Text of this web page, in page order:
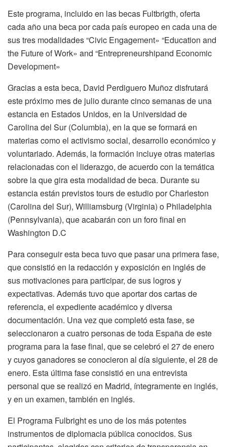
Este programa, incluido en las becas Fultbrigth, oferta
cada año una beca por cada país europeo en cada una de
sus tres modalidades “Civic Engagement» “Education and
the Future of Work» and “Entrepreneurshipand Economic
Development»
Gracias a esta beca, David Perdiguero Muñoz disfrutará
este próximo mes de julio durante cinco semanas de una
estancia en Estados Unidos, en la Universidad de
Carolina del Sur (Columbia), en la que se formará en
materias como el activismo social, desarrollo económico y
voluntariado. Además, la formación incluye otras materias
relacionadas con el liderazgo, de acuerdo con la temática
sobre la que gira esta modalidad de beca. Durante su
estancia están previstos tours de estudio por Charleston
(Carolina del Sur), Williamsburg (Virginia) o Philadelphia
(Pennsylvania), que acabarán con un foro final en
Washington D.C
Para conseguir esta beca tuvo que pasar una primera fase,
que consistió en la redacción y exposición en inglés de
sus motivaciones para participar, de sus logros y
expectativas. Además tuvo que aportar dos cartas de
referencia, el expediente académico y diversa
documentación. Una vez que completó esta fase, se
seleccionaron a cuatro personas de toda España de este
programa para la fase final, que se celebró el 27 de enero
y cuyos ganadores se conocieron al día siguiente, el 28 de
enero. Esta última fase consistió en una entrevista
personal que se realizó en Madrid, íntegramente en inglés,
y en un examen, también en inglés.
El Programa Fulbright es uno de los más potentes
instrumentos de diplomacia pública conocidos. Sus